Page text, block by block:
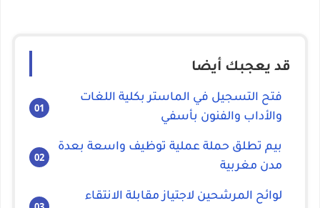
قد يعجبك أيضا
فتح التسجيل في الماستر بكلية اللغات
والأداب والفنون بأسفي
بيم تطلق حملة عملية توظيف واسعة بعدة
مدن مغربية
لوائح المرشحين لاجتياز مقابلة الانتقاء